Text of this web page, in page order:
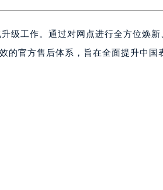
级工作。通过对网点进行全方位焕新
的官方售后体系，旨在全面提升中国